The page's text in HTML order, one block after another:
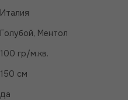
Италия
Голубой, Ментол
100 гр/м.кв.
150 см
да